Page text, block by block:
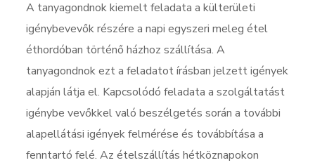
A tanyagondnok kiemelt feladata a külterületi
igénybevevők részére a napi egyszeri meleg étel
éthordóban történő házhoz szállítása. A
tanyagondnok ezt a feladatot írásban jelzett igények
alapján látja el. Kapcsolódó feladata a szolgáltatást
igénybe vevőkkel való beszélgetés során a további
alapellátási igények felmérése és továbbítása a
fenntartó felé. Az ételszállítás hétköznapokon